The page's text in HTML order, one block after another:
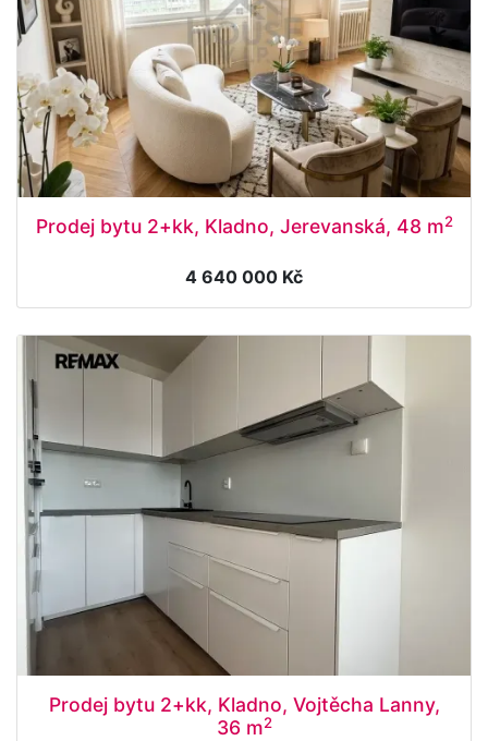
Prodej bytu 2+kk, Kladno, Jerevanská, 48 m2
4 640 000 Kč
Prodej bytu 2+kk, Kladno, Vojtěcha Lanny,
36 m2